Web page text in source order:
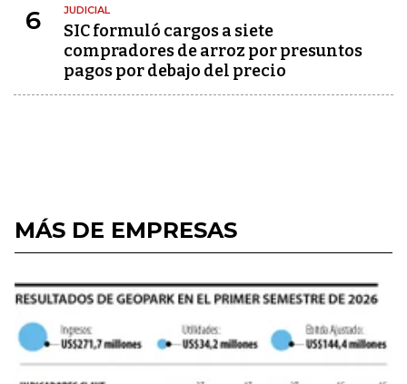
6 JUDICIAL
SIC formuló cargos a siete
compradores de arroz por presuntos
pagos por debajo del precio
MÁS DE EMPRESAS